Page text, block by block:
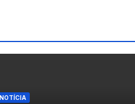
NOTÍCIA